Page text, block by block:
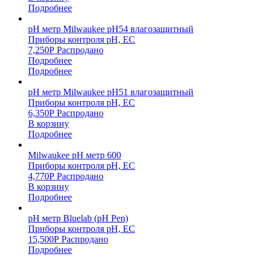
Подробнее
pH метр Milwaukee pH54 влагозащитный
Приборы контроля pH, EC
7,250Р Распродано
Подробнее
Подробнее
pH метр Milwaukee pH51 влагозащитный
Приборы контроля pH, EC
6,350Р Распродано
В корзину
Подробнее
Milwaukee pH метр 600
Приборы контроля pH, EC
4,770Р Распродано
В корзину
Подробнее
pH метр Bluelab (pH Pen)
Приборы контроля pH, EC
15,500Р Распродано
Подробнее